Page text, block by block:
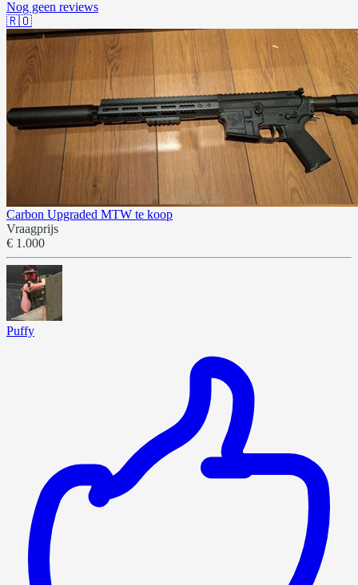
Nog geen reviews
🇷🇴
Carbon Upgraded MTW te koop
Vraagprijs
€ 1.000
Puffy